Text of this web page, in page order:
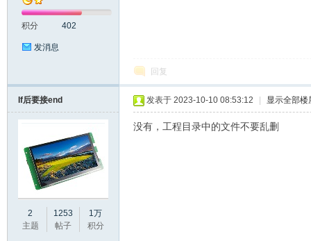
积分 402
发消息
回复
If后要接end
2
主题
1253
帖子
1万
积分
发表于 2023-10-10 08:53:12 显示全部楼
没有，工程目录中的文件不要乱删